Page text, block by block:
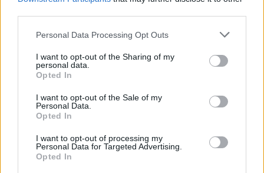
Personal Data Processing Opt Outs
I want to opt-out of the Sharing of my
personal data.
Opted In
I want to opt-out of the Sale of my
Personal Data.
Opted In
I want to opt-out of processing my
Personal Data for Targeted Advertising.
Opted In
Raktažodžiai auksas
Komentarai
Rašyti komentarą